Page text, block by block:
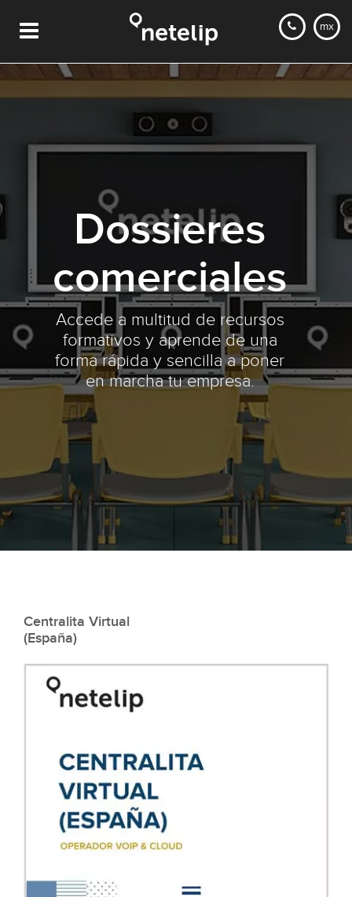
mx
Dossieres
comerciales
Accede a multitud de recursos
formativos y aprende de una
forma rápida y sencilla a poner
en marcha tu empresa.
Centralita Virtual
(España)